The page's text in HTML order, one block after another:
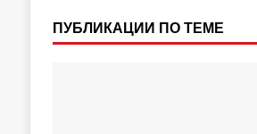
ПУБЛИКАЦИИ ПО ТЕМЕ